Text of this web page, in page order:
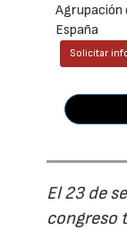
Agrupación
España
Solicitar
El 23 de
congreso